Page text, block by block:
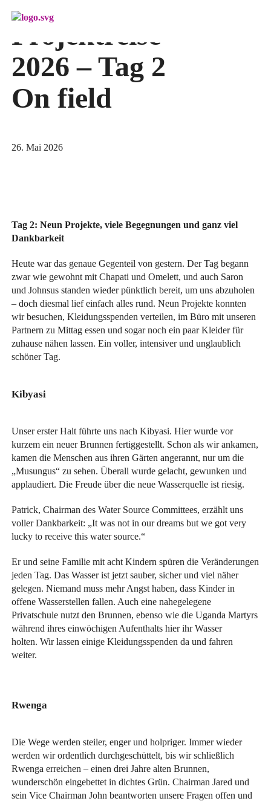
Projektreise
2026 – Tag 2
On field
26. Mai 2026
Tag 2: Neun Projekte, viele Begegnungen und ganz viel
Dankbarkeit
Heute war das genaue Gegenteil von gestern. Der Tag begann
zwar wie gewohnt mit Chapati und Omelett, und auch Saron
und Johnsus standen wieder pünktlich bereit, um uns abzuholen
– doch diesmal lief einfach alles rund. Neun Projekte konnten
wir besuchen, Kleidungsspenden verteilen, im Büro mit unseren
Partnern zu Mittag essen und sogar noch ein paar Kleider für
zuhause nähen lassen. Ein voller, intensiver und unglaublich
schöner Tag.
Kibyasi
Unser erster Halt führte uns nach Kibyasi. Hier wurde vor
kurzem ein neuer Brunnen fertiggestellt. Schon als wir ankamen,
kamen die Menschen aus ihren Gärten angerannt, nur um die
„Musungus“ zu sehen. Überall wurde gelacht, gewunken und
applaudiert. Die Freude über die neue Wasserquelle ist riesig.
Patrick, Chairman des Water Source Committees, erzählt uns
voller Dankbarkeit: „It was not in our dreams but we got very
lucky to receive this water source.“
Er und seine Familie mit acht Kindern spüren die Veränderungen
jeden Tag. Das Wasser ist jetzt sauber, sicher und viel näher
gelegen. Niemand muss mehr Angst haben, dass Kinder in
offene Wasserstellen fallen. Auch eine nahegelegene
Privatschule nutzt den Brunnen, ebenso wie die Uganda Martyrs
während ihres einwöchigen Aufenthalts hier ihr Wasser
holten. Wir lassen einige Kleidungsspenden da und fahren
weiter.
Rwenga
Die Wege werden steiler, enger und holpriger. Immer wieder
werden wir ordentlich durchgeschüttelt, bis wir schließlich
Rwenga erreichen – einen drei Jahre alten Brunnen,
wunderschön eingebettet in dichtes Grün. Chairman Jared und
sein Vice Chairman John beantworten unsere Fragen offen und